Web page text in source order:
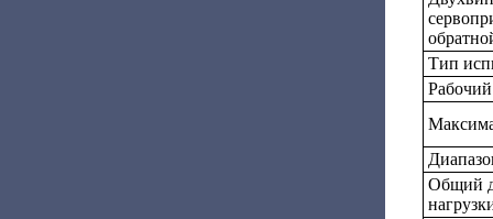
Тип
Общий